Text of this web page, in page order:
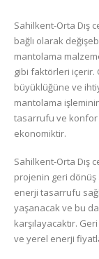
Sahilkent-Orta Dış
bağlı olarak
mantolama
gibi faktörleri içerir.
büyüklüğüne ve
mantolama
tasarrufu ve konfor
ekonomiktir.
Sahilkent-Orta Dış
projenin geri
enerji tasarrufu
yaşanacak ve bu
karşılayacaktır.
ve yerel enerji